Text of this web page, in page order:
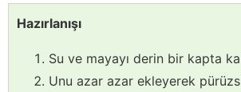
Hazırlanışı
Su ve mayayı derin bir kapta
Unu azar azar ekleyerek